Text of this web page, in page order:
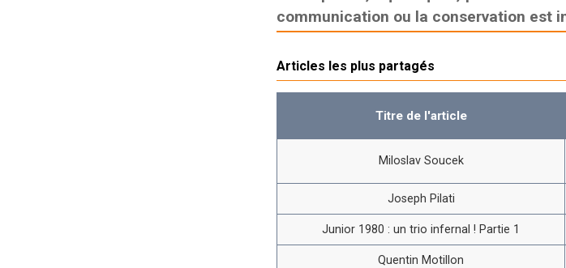
communication ou la conservation est
Articles les plus partagés
Titre de l'article
Miloslav Soucek
Joseph Pilati
Junior 1980 : un trio infernal ! Partie 1
Quentin Motillon